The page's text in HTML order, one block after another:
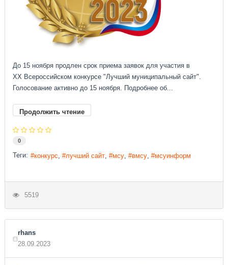
До 15 ноября продлен срок приема заявок для участия в
XX Всероссийском конкурсе "Лучший муниципальный сайт".
Голосование активно до 15 ноября. Подробнее об...
Продолжить чтение
0
Теги: конкурс лучший сайт мсу вмсу мсуинформ
5519
rhans
28.09.2023